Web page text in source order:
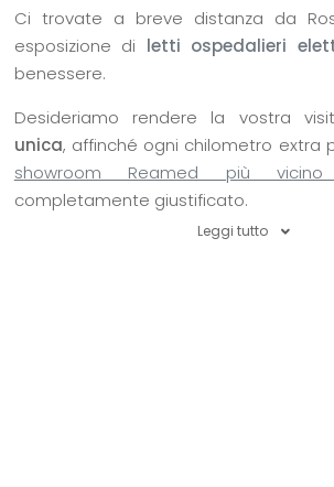
Ci trovate a breve distanza da
esposizione di letti ospedalieri
benessere.
Desideriamo rendere la vostra
unica, affinché ogni chilometro extra
showroom Reamed più
completamente giustificato.
Leggi tutto